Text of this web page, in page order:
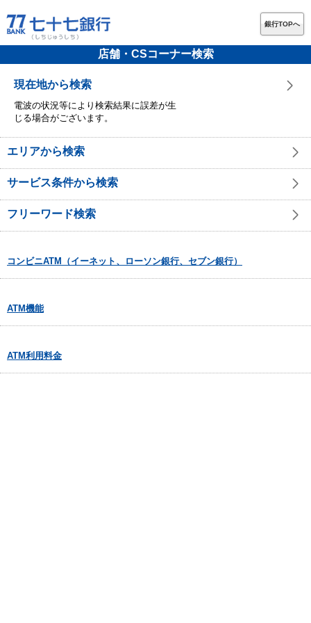
銀行TOPへ
店舗・CSコーナー検索
現在地から検索
電波の状況等により検索結果に誤差が生
じる場合がございます。
エリアから検索
サービス条件から検索
フリーワード検索
コンビニATM（イーネット、ローソン銀行、セブン銀行）
ATM機能
ATM利用料金